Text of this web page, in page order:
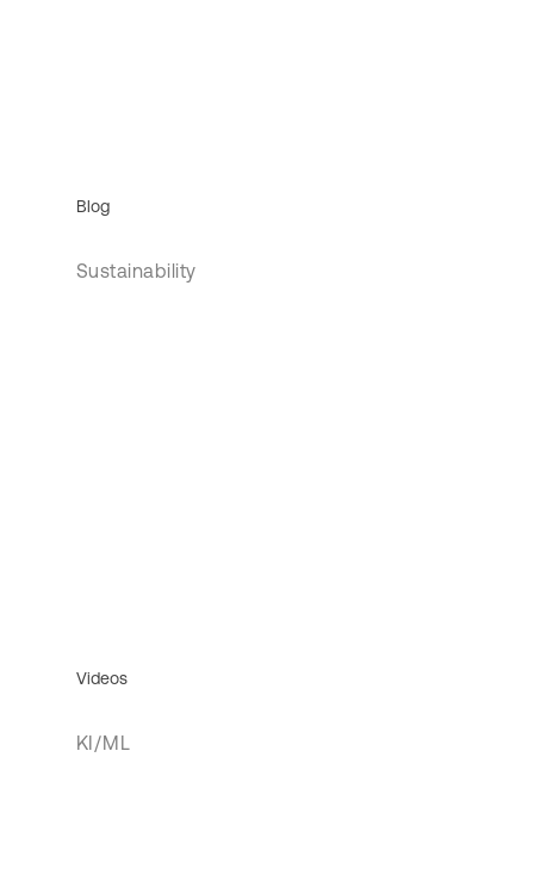
Blog
Sustainability
Videos
KI/ML